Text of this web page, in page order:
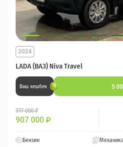
LADA (ВАЗ) Niva Travel
2024
Ваш кешбек 5
977 000 ₽
907 000 ₽
Бензин